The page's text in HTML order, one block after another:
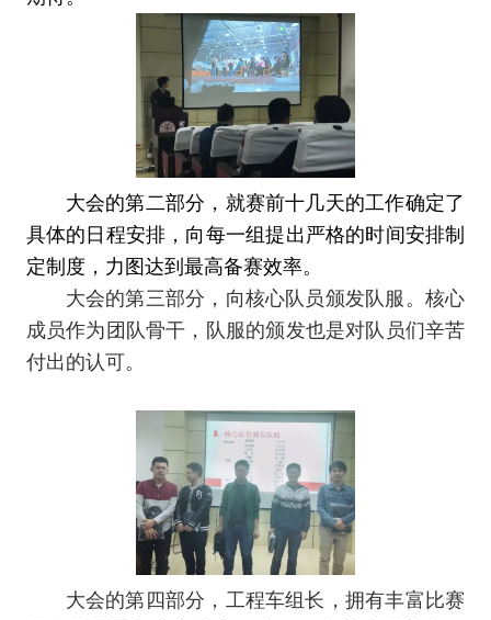
大会的第二部分，就赛前十几天的工作确定了
具体的日程安排，向每一组提出严格的时间安排制
定制度，力图达到最高备赛效率。
大会的第三部分，向核心队员颁发队服。核心
成员作为团队骨干，队服的颁发也是对队员们辛苦
付出的认可。
大会的第四部分，工程车组长，拥有丰富比赛